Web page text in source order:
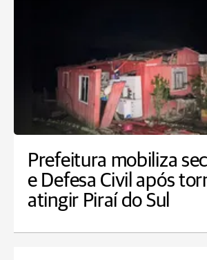
Prefeitura mobiliza
e Defesa Civil após
atingir Piraí do Sul